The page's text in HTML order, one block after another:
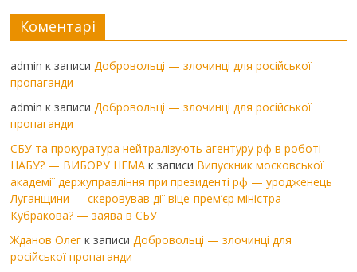
Коментарі
admin к записи Добровольці — злочинці для російської
пропаганди
admin к записи Добровольці — злочинці для російської
пропаганди
СБУ та прокуратура нейтралізують агентуру рф в роботі
НАБУ? — ВИБОРУ НЕМА к записи Випускник московської
академії держуправління при президенті рф — уродженець
Луганщини — скеровував дії віце-прем’єр міністра
Кубракова? — заява в СБУ
Жданов Олег к записи Добровольці — злочинці для
російської пропаганди